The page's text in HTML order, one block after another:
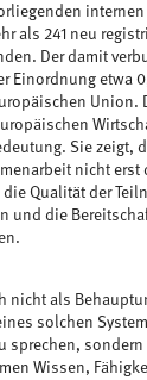
internen
als 241 neu
Der damit
Einordnung etwa
Union.
Sie zeigt,
nicht erst
Qualität der
und die
nicht als
solchen
sprechen,
Wissen,